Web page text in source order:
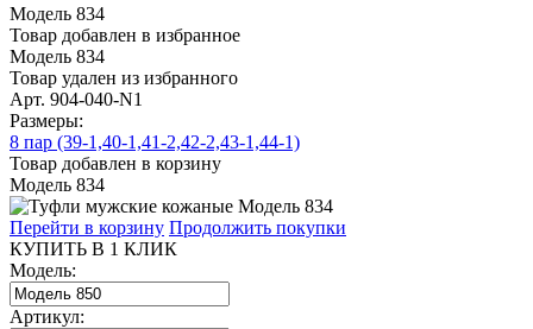
Модель 834
Товар добавлен в избранное
Модель 834
Товар удален из избранного
Арт. 904-040-N1
Размеры:
8 пар (39-1,40-1,41-2,42-2,43-1,44-1)
Товар добавлен в корзину
Модель 834
Перейти в корзину Продолжить покупки
КУПИТЬ В 1 КЛИК
Модель:
Артикул: